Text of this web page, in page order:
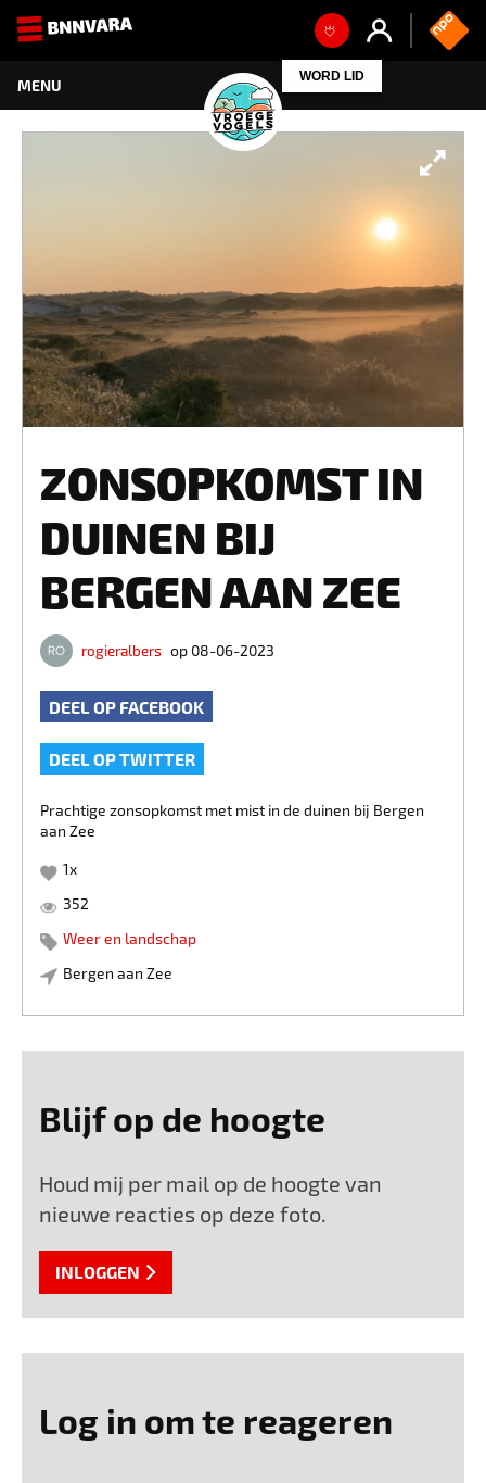
WORD LID
ZONSOPKOMST IN
DUINEN BIJ
BERGEN AAN ZEE
rogieralbers op 08-06-2023
DEEL OP FACEBOOK
DEEL OP TWITTER
Prachtige zonsopkomst met mist in de duinen bij Bergen
aan Zee
1x
352
Weer en landschap
Bergen aan Zee
Blijf op de hoogte
Houd mij per mail op de hoogte van
nieuwe reacties op deze foto.
INLOGGEN
Log in om te reageren